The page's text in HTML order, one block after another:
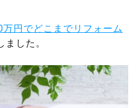
円でどこまでリフォーム
ました。